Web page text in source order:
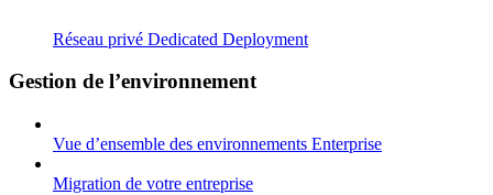
Réseau privé Dedicated Deployment
Gestion de l’environnement
Vue d’ensemble des environnements Enterprise
Migration de votre entreprise